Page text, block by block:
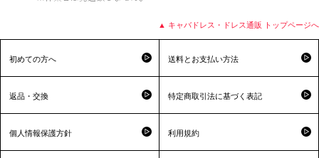
▲ キャバドレス・ドレス通販 トップページへ
初めての方へ 送料とお支払い方法
返品・交換 特定商取引法に基づく表記
個人情報保護方針 利用規約